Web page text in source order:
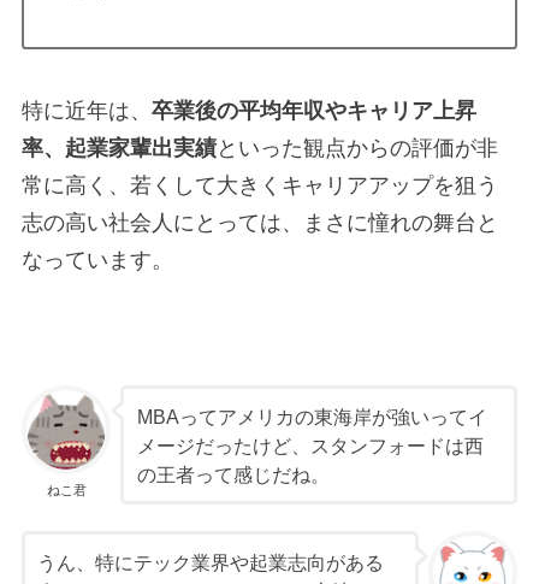
特に近年は、 卒業後の平均年収やキャリア上昇
率、起業家輩出実績といった観点からの評価が非
常に高く、若くして大きくキャリアアップを狙う
志の高い社会人にとっては、まさに憧れの舞台と
なっています。
ねこ君
MBAってアメリカの東海岸が強いってイ
メージだったけど、スタンフォードは西
の王者って感じだね。
うん、特にテック業界や起業志向がある